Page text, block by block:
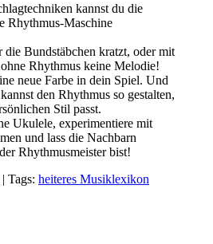
kannst du die
Rhythmus-Maschine
die Bundstäbchen kratzt, oder mit
Rhythmus keine Melodie!
neue Farbe in dein Spiel. Und
den Rhythmus so gestalten,
Stil passt.
Ukulele, experimentiere mit
und lass die Nachbarn
Rhythmusmeister bist!
Tags: heiteres Musiklexikon